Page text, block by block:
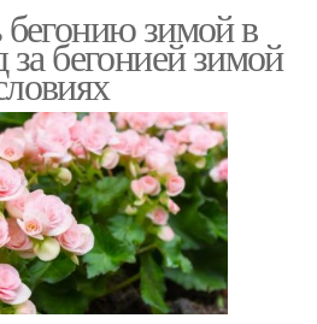
бегонию зимой в
за бегонией зимой